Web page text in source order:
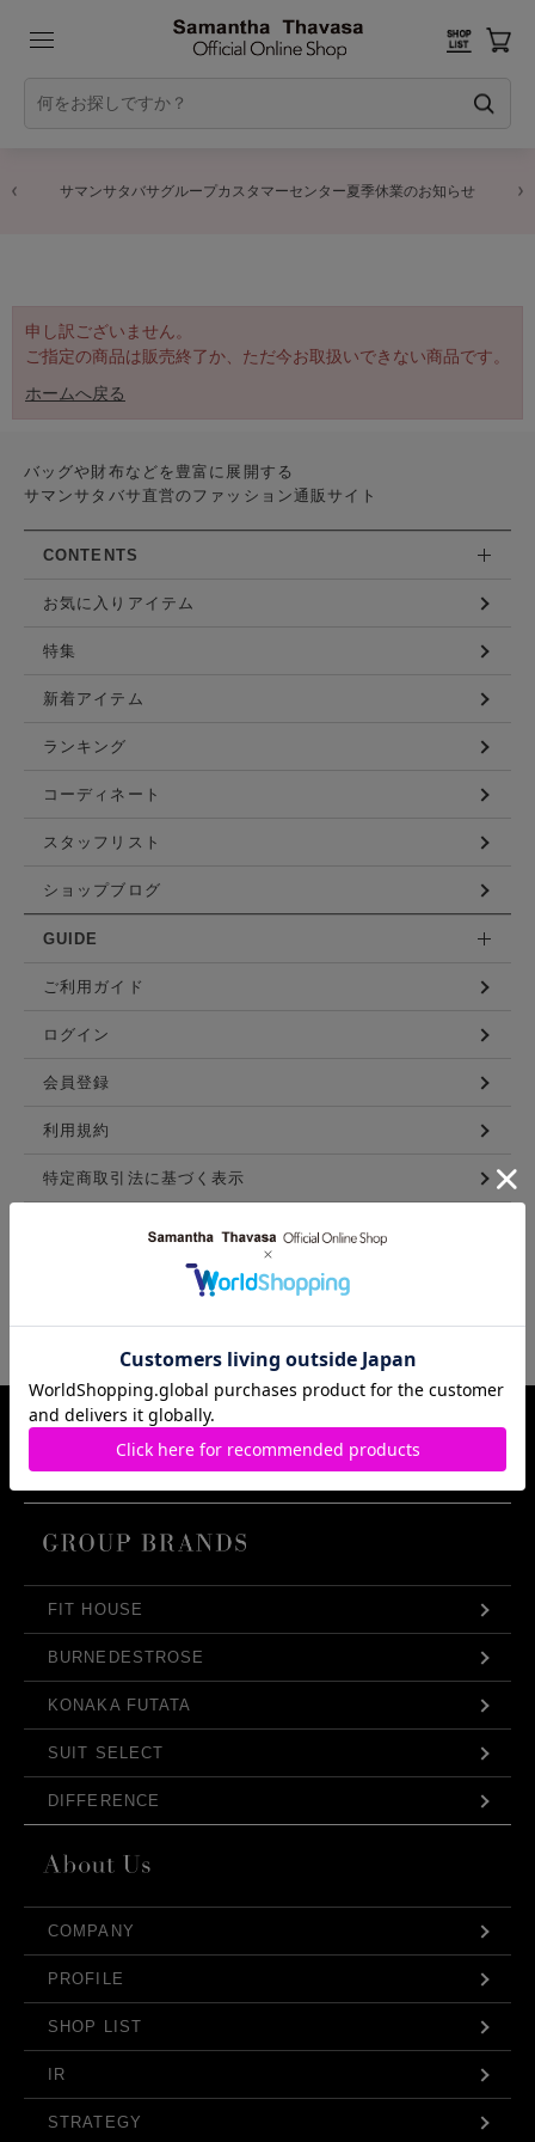
サマンサタバサグループカスタマーセンター夏季休業のお知らせ
申し訳ございません。
ご指定の商品は販売終了か、ただ今お取扱いできない商品です。
ホームへ戻る
バッグや財布などを豊富に展開する
サマンサタバサ直営のファッション通販サイト
CONTENTS
お気に入りアイテム
特集
新着アイテム
ランキング
コーディネート
スタッフリスト
ショップブログ
GUIDE
ご利用ガイド
ログイン
会員登録
利用規約
特定商取引法に基づく表示
FIT HOUSE
BURNEDESTROSE
KONAKA FUTATA
SUIT SELECT
DIFFERENCE
COMPANY
PROFILE
SHOP LIST
IR
STRATEGY